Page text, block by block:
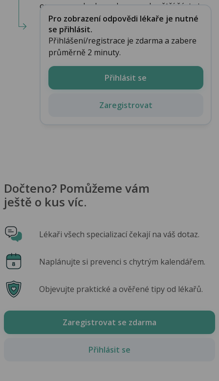
operace, pokud se odoperovala větší část st...
Pro zobrazení odpovědi lékaře je nutné
se přihlásit.
Přihlášení/registrace je zdarma a zabere
průměrně 2 minuty.
Přihlásit se
Zaregistrovat
Dočteno? Pomůžeme vám
ještě o kus víc.
Lékaři všech specializací čekají na váš dotaz.
Naplánujte si prevenci s chytrým kalendářem.
Objevujte praktické a ověřené tipy od lékařů.
Zaregistrovat se zdarma
Přihlásit se